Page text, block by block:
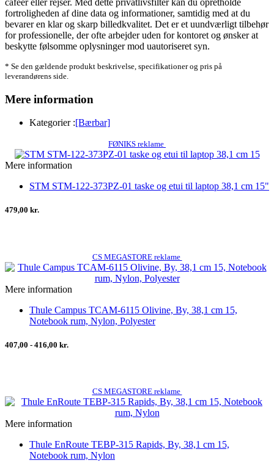
fortroligheden af dine data og informationer, samtidig med at du
bevarer en klar og skarp billedkvalitet. Det er et uundværligt tilbehør
for professionelle, der ofte arbejder uden for kontoret og ønsker at
beskytte følsomme oplysninger mod uautoriseret syn.
* Se den gældende produkt beskrivelse, specifikationer og pris på
leverandørens side.
Mere information
Kategorier :[Bærbar]
FØNIKS reklame
Mere information
STM STM-122-373PZ-01 taske og etui til laptop 38,1 cm 15"
479,00 kr.
CS MEGASTORE reklame
Mere information
Thule Campus TCAM-6115 Olivine, By, 38,1 cm 15,
Notebook rum, Nylon, Polyester
407,00 - 416,00 kr.
CS MEGASTORE reklame
Mere information
Thule EnRoute TEBP-315 Rapids, By, 38,1 cm 15,
Notebook rum, Nylon